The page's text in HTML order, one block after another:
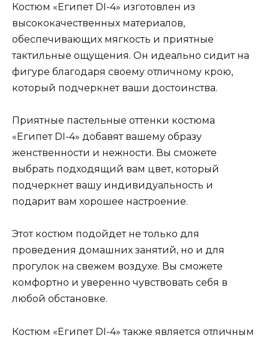
Костюм «Египет DI-4» изготовлен из
высококачественных материалов,
обеспечивающих мягкость и приятные
тактильные ощущения. Он идеально сидит на
фигуре благодаря своему отличному крою,
который подчеркнет ваши достоинства.
Приятные пастельные оттенки костюма
«Египет DI-4» добавят вашему образу
женственности и нежности. Вы сможете
выбрать подходящий вам цвет, который
подчеркнет вашу индивидуальность и
подарит вам хорошее настроение.
Этот костюм подойдет не только для
проведения домашних занятий, но и для
прогулок на свежем воздухе. Вы сможете
комфортно и уверенно чувствовать себя в
любой обстановке.
Костюм «Египет DI-4» также является отличным